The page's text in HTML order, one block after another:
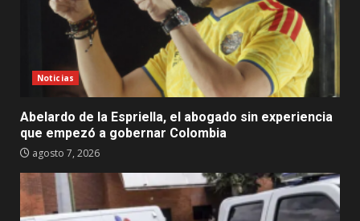
Noticias
Abelardo de la Espriella, el abogado sin experiencia
que empezó a gobernar Colombia
agosto 7, 2026